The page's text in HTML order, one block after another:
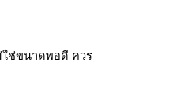
ใช่ขนาดพอดี ควร